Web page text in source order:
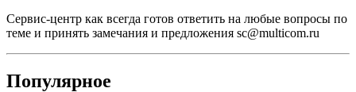
Сервис-центр как всегда готов ответить на любые вопросы по
теме и принять замечания и предложения sc@multicom.ru
Популярное